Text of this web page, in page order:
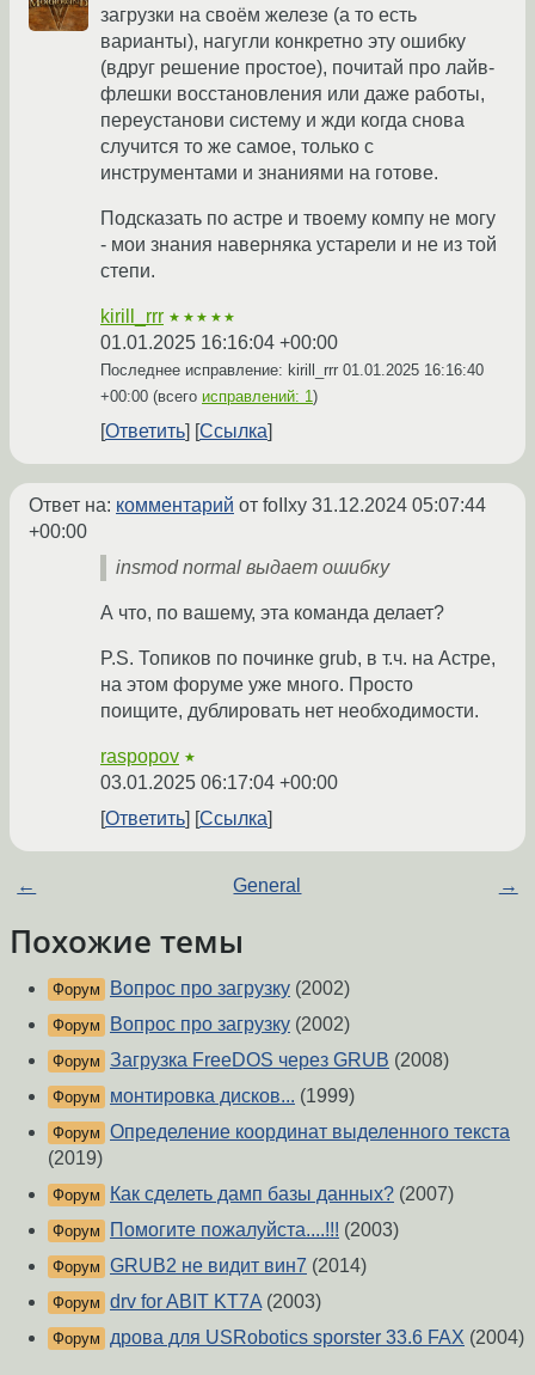
загрузки на своём железе (а то есть
варианты), нагугли конкретно эту ошибку
(вдруг решение простое), почитай про лайв-
флешки восстановления или даже работы,
переустанови систему и жди когда снова
случится то же самое, только с
инструментами и знаниями на готове.
Подсказать по астре и твоему компу не могу
- мои знания наверняка устарели и не из той
степи.
kirill_rrr ★★★★★
01.01.2025 16:16:04 +00:00
Последнее исправление: kirill_rrr 01.01.2025 16:16:40
+00:00 (всего исправлений: 1)
Ответить Ссылка
Ответ на: комментарий от foIIxy 31.12.2024 05:07:44
+00:00
insmod normal выдает ошибку
А что, по вашему, эта команда делает?
P.S. Топиков по починке grub, в т.ч. на Астре,
на этом форуме уже много. Просто
поищите, дублировать нет необходимости.
raspopov ★
03.01.2025 06:17:04 +00:00
Ответить
Ссылка
← General →
Похожие темы
Форум Вопрос про загрузку (2002)
Форум Вопрос про загрузку (2002)
Форум Загрузка FreeDOS через GRUB (2008)
Форум монтировка дисков... (1999)
Форум Определение координат выделенного текста
(2019)
Форум Как сделеть дамп базы данных? (2007)
Форум Помогите пожалуйста....!!! (2003)
Форум GRUB2 не видит вин7 (2014)
Форум drv for ABIT KT7A (2003)
Форум дрова для USRobotics sporster 33.6 FAX (2004)